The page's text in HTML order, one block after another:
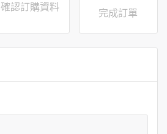
確認訂購資料
完成訂單